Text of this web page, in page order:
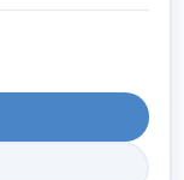
a także
Terapii